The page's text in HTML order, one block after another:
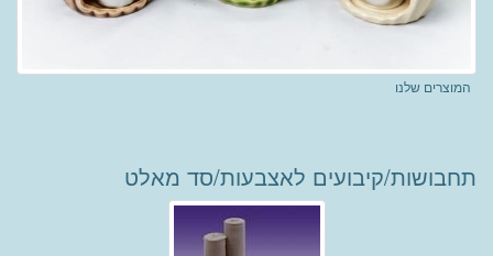
המוצרים שלנו
תחבושות/קיבועים לאצבעות/סד מאלט